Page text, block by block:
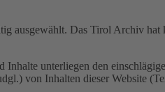
ausgewählt. Das Tirol Archiv
unterliegen den
von Inhalten dieser Website